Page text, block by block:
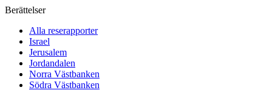
Berättelser
Alla reserapporter
Israel
Jerusalem
Jordandalen
Norra Västbanken
Södra Västbanken